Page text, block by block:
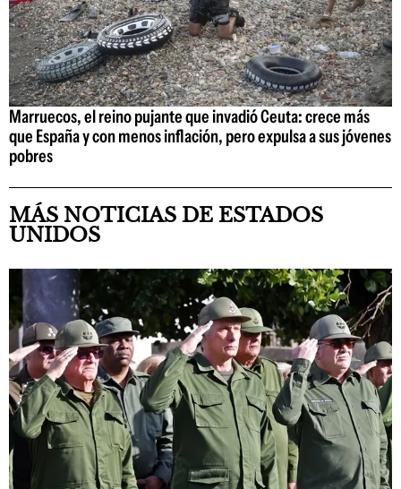
Marruecos, el reino pujante que invadió Ceuta: crece más
que España y con menos inflación, pero expulsa a sus jóvenes
pobres
MÁS NOTICIAS DE ESTADOS
UNIDOS